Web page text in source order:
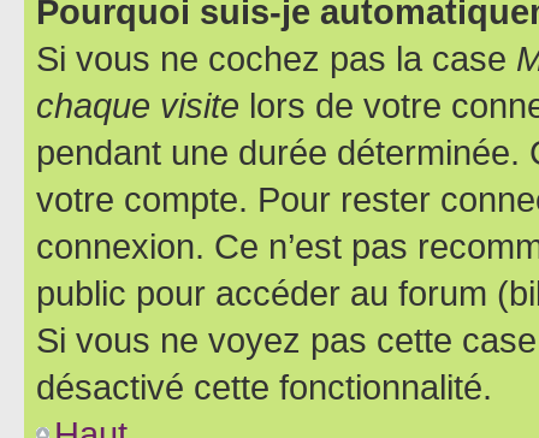
Pourquoi suis-je
Si vous ne cochez pas la case
chaque visite lors de votre
pendant une durée déterminée.
votre compte. Pour rester
connexion. Ce n’est pas
public pour accéder au forum
Si vous ne voyez pas cette
désactivé cette fonctionnalité.